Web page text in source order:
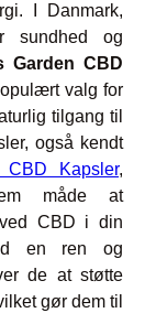
I Danmark,
sundhed og
Garden CBD
valg for
tilgang til
også kendt
Kapsler,
måde at
CBD i din
en ren og
de at støtte
gør dem til